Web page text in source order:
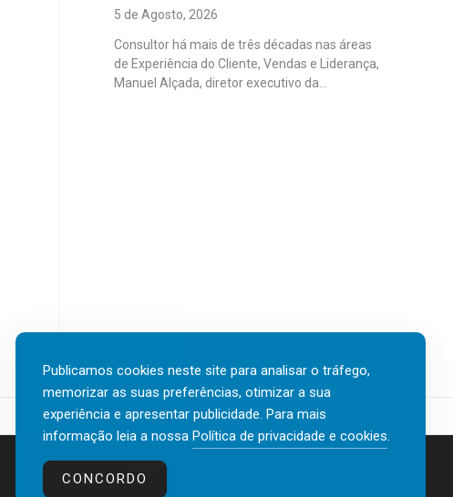
5 de Agosto, 2026
Consultor há mais de três décadas nas áreas
de Experiência do Cliente, Vendas e Liderança,
Manuel Alçada, diretor executivo da...
Contactos
Publicamos cookies neste site para analisar o tráfego,
memorizar as suas preferências, otimizar a sua
experiência e apresentar publicidade. Para mais
informação leia a nossa Política de privacidade e cookies.
CONCORDO